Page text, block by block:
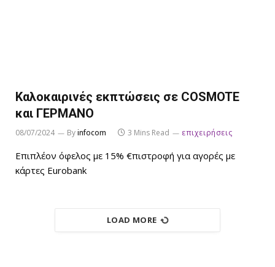
Καλοκαιρινές εκπτώσεις σε COSMOTE
και ΓΕΡΜΑΝΟ
08/07/2024 Byinfocom 3 Mins Read επιχειρήσεις
Επιπλέον όφελος με 15% €πιστροφή για αγορές με
κάρτες Eurobank
LOAD MORE